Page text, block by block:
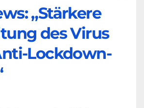
„Stärkere
des Virus
Lockdown-